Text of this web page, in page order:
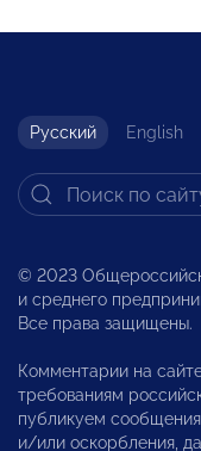
Русский English
© 2023
и среднего
Все права защищены.
Комментарии на
требованиям
публикуем
и/или оскорбления,